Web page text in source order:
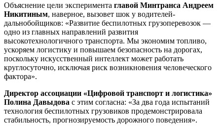
Объяснение цели эксперимента главой Минтранса Андреем
Никитиным, наверное, вызовет шок у водителей-
дальнобойщиков: «Развитие беспилотных грузоперевозок —
одно из главных направлений развития
высокотехнологичного транспорта. Мы экономим топливо,
ускоряем логистику и повышаем безопасность на дорогах,
поскольку искусственный интеллект может работать
круглосуточно, исключая риск возникновения человеческого
фактора».
Директор ассоциации «Цифровой транспорт и логистика»
Полина Давыдова с этим согласна: «За два года испытаний
технология беспилотных грузовиков продемонстрировала
стабильность, прогнозируемость дорожного поведения».